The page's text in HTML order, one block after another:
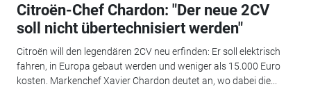
Citroën-Chef Chardon: "Der neue 2CV
soll nicht übertechnisiert werden"
Citroën will den legendären 2CV neu erfinden: Er soll elektrisch
fahren, in Europa gebaut werden und weniger als 15.000 Euro
kosten. Markenchef Xavier Chardon deutet an, wo dabei die...